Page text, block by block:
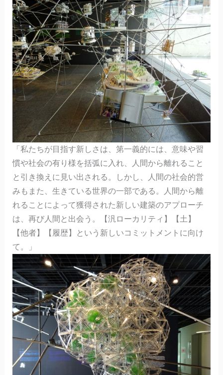
「私たちが目指す新しさは、第一義的には、意味や習
慣や社会の有り様を括弧に入れ、人間から離れること
と引き換えに見い出される。しかし、人間の社会的営
みもまた、生きている世界の一部である。人間から離
れることによって獲得された新しい建築のアプローチ
は、再び人間と出会う。【汎ローカリティ】【土】
【他者】【履歴】という新しいコミットメントに向け
て。」